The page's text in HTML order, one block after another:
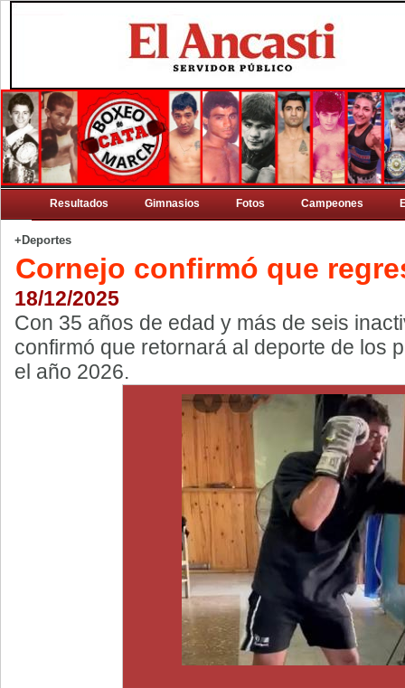
Resultados Gimnasios Fotos Campeones
+Deportes
Cornejo confirmó que
18/12/2025
Con 35 años de edad y más de seis
confirmó que retornará al deporte de los
el año 2026.